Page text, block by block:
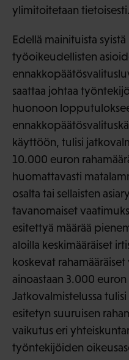
ylimitoitetaan tietoisesti.
Edellä mainituista
työoikeudellisten
saattaa johtaa
huonoon
käyttöön, tulisi
10.000 euron
huomattavasti
osalta tai sellaisten
tavanomaiset
esitettyä määrää
aloilla keskimääräiset
koskevat
ainoastaan 3.000 euron
Jatkovalmistelussa
esitetyn suuruisen
vaikutus eri
työntekijöiden